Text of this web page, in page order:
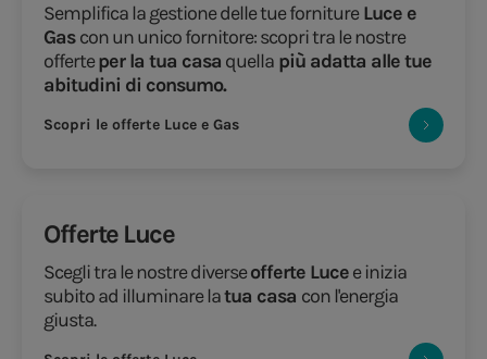
Semplifica la gestione delle tue fornitureLuce e
Gascon un unico fornitore: scopri tra le nostre
offerteper la tua casa quella più adatta alle tue
abitudini di consumo.
Scopri le offerte Luce e Gas
Offerte Luce
Scegli tra le nostre diverseofferte Lucee inizia
subito ad illuminare latua casa con l'energia
giusta.